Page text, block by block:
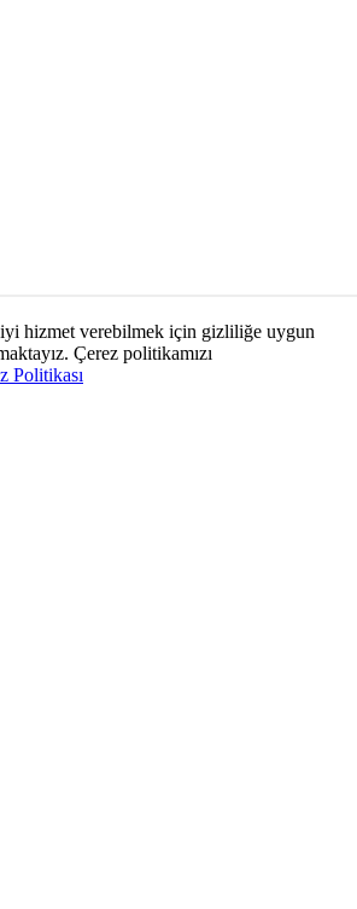
hizmet verebilmek için gizliliğe uygun
Çerez politikamızı
Politikası